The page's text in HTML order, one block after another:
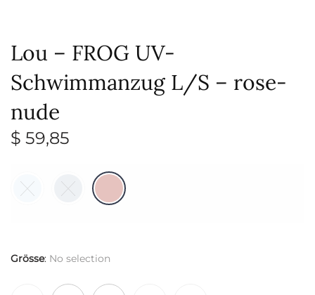
Lou – FROG UV-
Schwimmanzug L/S – rose-
nude
$ 59,85
Grösse: No selection